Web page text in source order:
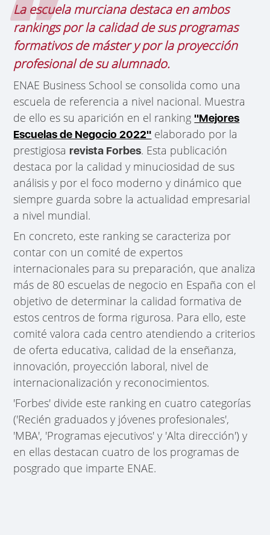
La escuela murciana destaca en ambos
rankings por la calidad de sus programas
formativos de máster y por la proyección
profesional de su alumnado.
ENAE Business School se consolida como una
escuela de referencia a nivel nacional. Muestra
de ello es su aparición en el ranking "Mejores
Escuelas de Negocio 2022" elaborado por la
prestigiosarevista Forbes. Esta publicación
destaca por la calidad y minuciosidad de sus
análisis y por el foco moderno y dinámico que
siempre guarda sobre la actualidad empresarial
a nivel mundial.
En concreto, este ranking se caracteriza por
contar con un comité de expertos
internacionales para su preparación, que analiza
más de 80 escuelas de negocio en España con el
objetivo de determinar la calidad formativa de
estos centros de forma rigurosa. Para ello, este
comité valora cada centro atendiendo a criterios
de oferta educativa, calidad de la enseñanza,
innovación, proyección laboral, nivel de
internacionalización y reconocimientos.
'Forbes' divide este ranking en cuatro categorías
('Recién graduados y jóvenes profesionales',
'MBA', 'Programas ejecutivos' y 'Alta dirección') y
en ellas destacan cuatro de los programas de
posgrado que imparte ENAE.